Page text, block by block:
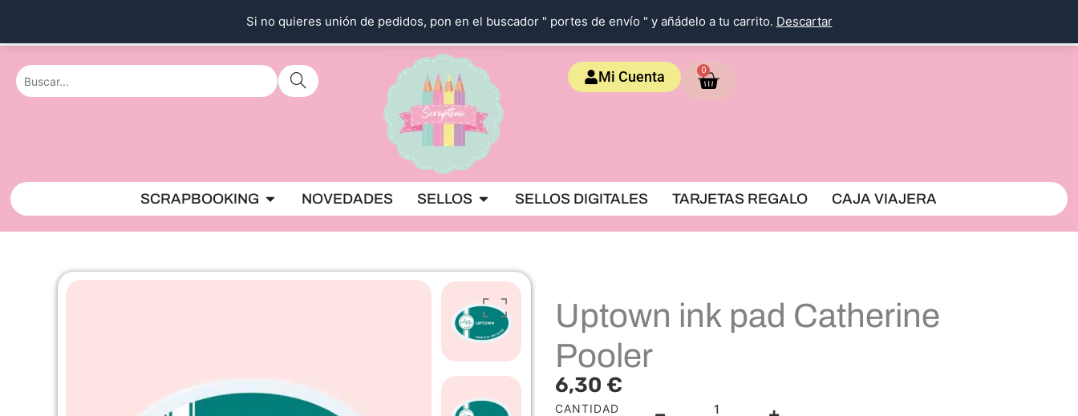
Si no quieres unión de pedidos, pon en el buscador " portes de envío " y añádelo a tu carrito. Descartar
contenido
Mi Cuenta 0
Carrito
SCRAPBOOKING Abrir SCRAPBOOKING
NOVEDADES SELLOS Abrir SELLOSSELLOS DIGITALES TARJETAS REGALO CAJA VIAJERA
Uptown ink pad Catherine
Pooler
6,30 €
CANTIDAD
Uptown